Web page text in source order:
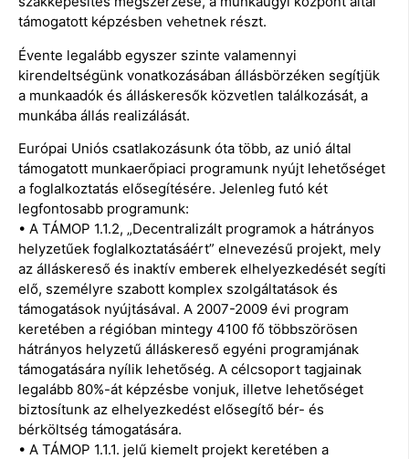
támogatott képzésben vehetnek részt.
Évente legalább egyszer szinte valamennyi
kirendeltségünk vonatkozásában állásbörzéken segítjük
a munkaadók és álláskeresők közvetlen találkozását, a
munkába állás realizálását.
Európai Uniós csatlakozásunk óta több, az unió által
támogatott munkaerőpiaci programunk nyújt lehetőséget
a foglalkoztatás elősegítésére. Jelenleg futó két
legfontosabb programunk:
• A TÁMOP 1.1.2, „Decentralizált programok a hátrányos
helyzetűek foglalkoztatásáért” elnevezésű projekt, mely
az álláskereső és inaktív emberek elhelyezkedését segíti
elő, személyre szabott komplex szolgáltatások és
támogatások nyújtásával. A 2007-2009 évi program
keretében a régióban mintegy 4100 fő többszörösen
hátrányos helyzetű álláskereső egyéni programjának
támogatására nyílik lehetőség. A célcsoport tagjainak
legalább 80%-át képzésbe vonjuk, illetve lehetőséget
biztosítunk az elhelyezkedést elősegítő bér- és
bérköltség támogatására.
• A TÁMOP 1.1.1. jelű kiemelt projekt keretében a